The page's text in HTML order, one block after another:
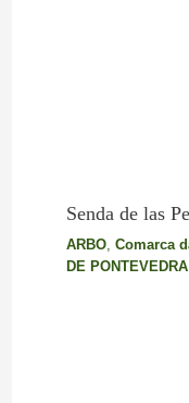
Senda de las
ARBO, Comarca
DE PONTEVEDRA